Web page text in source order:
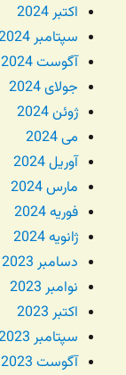
اکتبر 2024
سپتامبر 2024
آگوست 2024
جولای 2024
ژوئن 2024
می 2024
آوریل 2024
مارس 2024
فوریه 2024
ژانویه 2024
دسامبر 2023
نوامبر 2023
اکتبر 2023
سپتامبر 2023
آگوست 2023